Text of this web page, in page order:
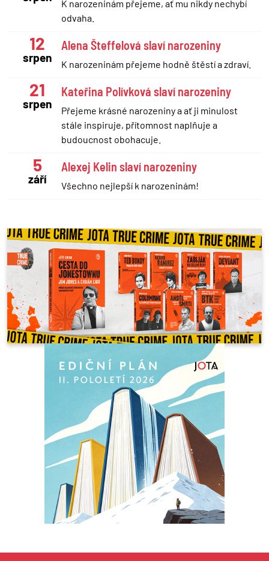
K narozeninám přejeme, ať mu nikdy nechybí
odvaha.
12
srpen
Alena Šteffelová slaví narozeniny
K narozeninám přejeme hodně štěstí a zdraví.
21
srpen
Kateřina Polívková slaví narozeniny
Přejeme krásné narozeniny a ať ji minulost
stále inspiruje, přítomnost naplňuje a
budoucnost obohacuje.
5
září
Alexej Kelin slaví narozeniny
Všechno nejlepší k narozeninám!